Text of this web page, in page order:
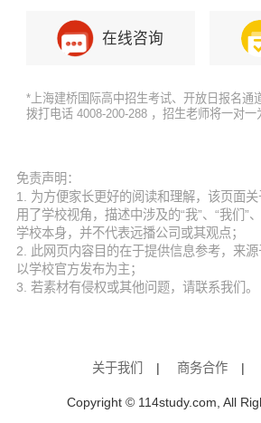
在线咨询
*上海建桥国际高中招生考试、开放日报名通
拨打电话 4008-200-288 ，招生老师将一对一
免责声明：
1. 为方便家长更好的阅读和理解，该页面
用了学校视角，描述中涉及的“我”、“我们”
学校本身，并不代表远播公司或其观点；
2. 此网页内容目的在于提供信息参考，来
以学校官方发布为主；
3. 若素材有侵权或其他问题，请联系我们。
关于我们 | 商务合作 |
Copyright © 114study.com, All